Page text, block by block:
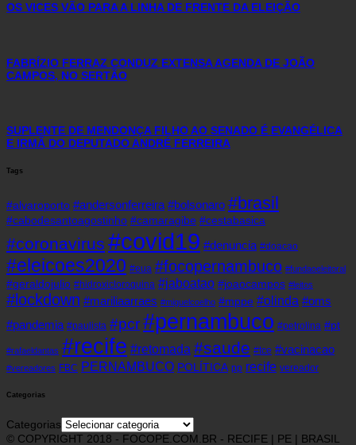
OS VICES VÃO PARA A LINHA DE FRENTE DA ELEIÇÃO
FABRÍZIO FERRAZ CONDUZ EXTENSA AGENDA DE JOÃO
CAMPOS, NO SERTÃO
SUPLENTE DE MENDONÇA FILHO AO SENADO É EVANGÉLICA
E IRMÃ DO DEPUTADO ANDRÉ FERREIRA
Tags
#alvaroporto #andersonferreira #bolsonaro #brasil
#cabodesantoagostinho #camaragibe #cestabasica
#coronavirus #covid19 #denuncia #doacao
#eleicoes2020 #eua #focopernambuco #fundaoeleitoral
#geraldojulio #hidroxicloroquina #jaboatao #joaocampos #leitos
#lockdown #mariliaarraes #miguelcoelho #mppe #olinda #oms
#pandemia #paulista #pcr#pernambuco #petrolina #pt
#rafaeldantas #recife #retomada #saude #tce #vacinacao
#vereadores FBC PERNAMBUCO POLÍTICA pp recife vereador
Categorias
Categorias
© COPYRIGHT 2018 - FOCOPE.COM.BR - RECIFE | PE | BRASIL